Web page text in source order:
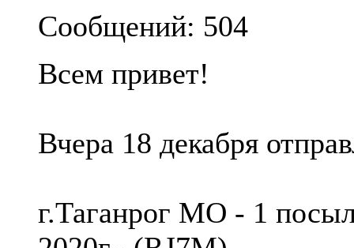
Сообщений: 504
Всем привет!
Вчера 18 декабря
г.Таганрог МО - 1